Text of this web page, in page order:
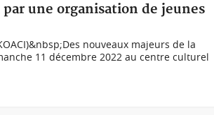
une organisation de jeunes
nouveaux majeurs de la
11 décembre 2022 au centre culturel